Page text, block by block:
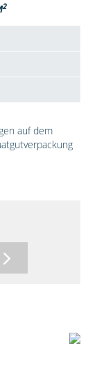
2
auf dem